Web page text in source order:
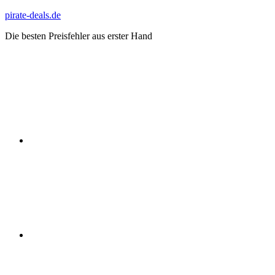
Zum
springen
pirate-deals.de
Die besten Preisfehler aus erster Hand